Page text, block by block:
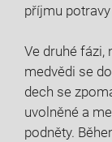
příjmu
Ve druhé fázi,
medvědi se
dech se
uvolněné a
podněty.